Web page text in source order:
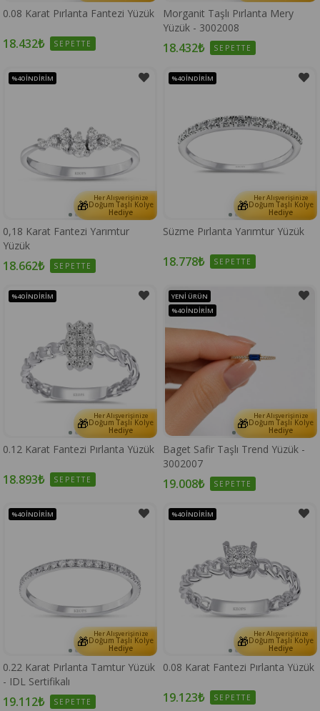
0.08 Karat Pırlanta Fantezi Yüzük
18.432₺ SEPETTE
Morganit Taşlı Pırlanta Mery
Yüzük - 3002008
18.432₺ SEPETTE
🎁 Her Alışverişinize
Doğum Taşlı Kolye
Hediye
0,18 Karat Fantezi Yarımtur
Yüzük
18.662₺ SEPETTE
%40İNDIRIM
🎁 Her Alışverişinize
Doğum Taşlı Kolye
Hediye
Süzme Pırlanta Yarımtur Yüzük
18.778₺ SEPETTE
%40İNDIRIM
🎁 Her Alışverişinize
Doğum Taşlı Kolye
Hediye
0.12 Karat Fantezi Pırlanta Yüzük
18.893₺ SEPETTE
%40İNDIRIM
🎁 Her Alışverişinize
Doğum Taşlı Kolye
Hediye
Baget Safir Taşlı Trend Yüzük -
3002007
19.008₺ SEPETTE
YENI ÜRÜN
%40İNDIRIM
🎁 Her Alışverişinize
Doğum Taşlı Kolye
Hediye
0.22 Karat Pırlanta Tamtur Yüzük
- IDL Sertifikalı
19.112₺ SEPETTE
%40İNDIRIM
🎁 Her Alışverişinize
Doğum Taşlı Kolye
Hediye
0.08 Karat Fantezi Pırlanta Yüzük
19.123₺ SEPETTE
%40İNDIRIM